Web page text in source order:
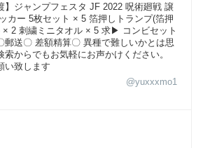
】ジャンプフェスタ JF 2022 呪術廻戦 譲
カー 5枚セット × 5 箔押しトランプ(箔押
× 2 刺繍ミニタオル × 5 求▶︎ コンビセット
郵送〇 差額精算〇 異種で難しいかとは思
索からでもお気軽にお声かけください。
い致します
@yuxxxmo1